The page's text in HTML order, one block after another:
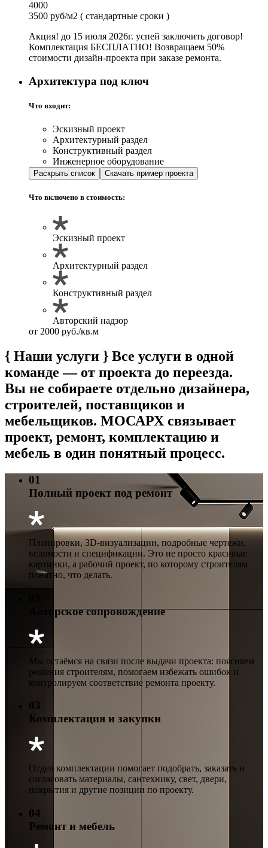
4000
3500 руб/м2 ( стандартные сроки )
Акция! до 15 июля 2026г. успей заключить договор!
Комплектация БЕСПЛАТНО! Возвращаем 50%
стоимости дизайн-проекта при заказе ремонта.
Архитектура под ключ
Что входит:
Эскизный проект
Архитектурный раздел
Конструктивный раздел
Инженерное оборудование
Раскрыть список Скачать пример проекта
Что включено в стоимость:
Эскизный проект
Архитектурный раздел
Конструктивный раздел
Авторский надзор
от 2000 руб./кв.м
{ Наши услуги } Все услуги в одной
команде — от проекта до переезда.
Вы не собираете отдельно дизайнера,
строителей, поставщиков и
мебельщиков. МОСАРХ связывает
проект, ремонт, комплектацию и
мебель в один понятный процесс.
01
Полный проект под ремонт
Планировки, 3D-визуализации, подробные чертежи,
ведомости и спецификации. Это не просто красивые
картинки, а рабочий проект, по которому строителям
понятно, что делать.
Авторское сопровождение
Мы остаёмся на связи после выдачи проекта: поясняем
решения строителям, помогаем избежать ошибок и
контролируем соответствие ремонта проекту.
03
Комплектация и закупки
Отдел комплектации помогает подобрать, заказать и
согласовать материалы, сантехнику, свет, двери,
покрытия и другие позиции по проекту.
04
Ремонт и мебель